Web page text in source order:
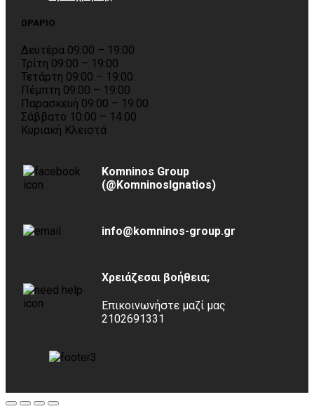
ΩΡΑΡΙΟ
Δευτέρα 09:00 – 19:00
Τρίτη 09:00 – 19:00
Τετάρτη 09:00 – 19:00
Πέμπτη 09:00 – 19:00
Παρασκευή 09:00 – 19:00
Σάββατο 10:00 – 14:00
Κυριακή Κλειστά
Komninos Group
(@KomninosIgnatios)
info@komninos-group.gr
Χρειάζεσαι βοήθεια;
Επικοινωνήστε μαζί μας
2102691331